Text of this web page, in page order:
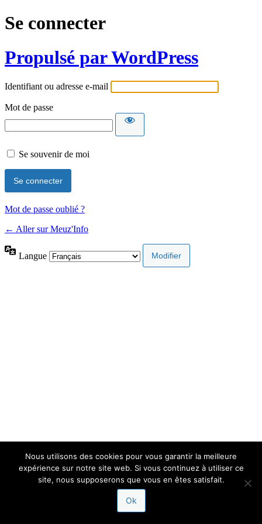
Se connecter
Propulsé par WordPress
Identifiant ou adresse e-mail
Mot de passe
Se souvenir de moi
Mot de passe oublié ?
← Aller sur Meuz'Info
Langue
Nous utilisons des cookies pour vous garantir la meilleure
expérience sur notre site web. Si vous continuez à utiliser ce
site, nous supposerons que vous en êtes satisfait.
Ok